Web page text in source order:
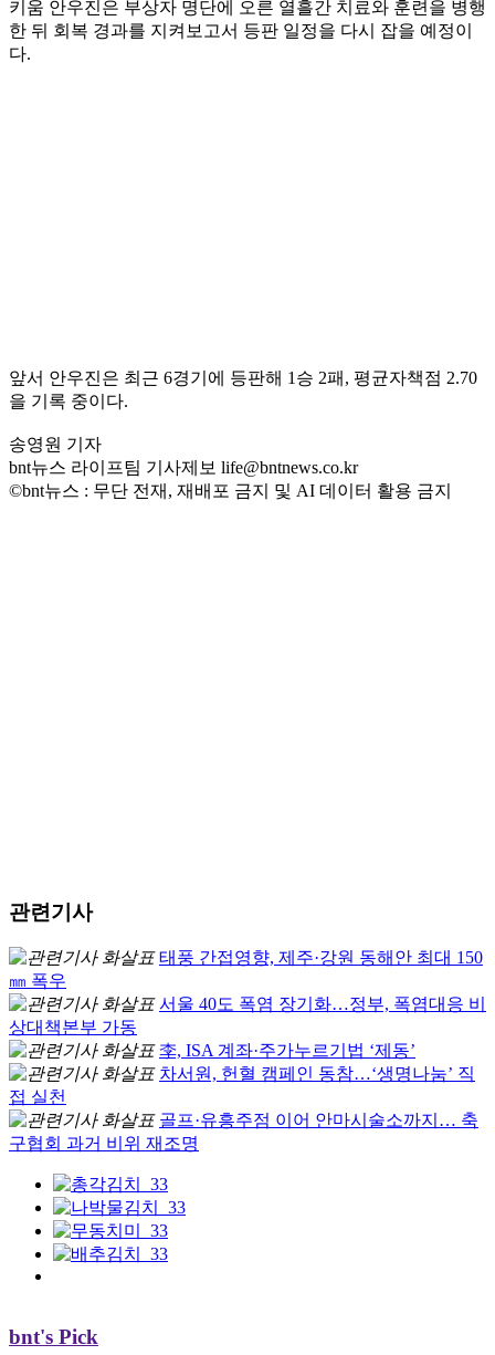
키움 안우진은 부상자 명단에 오른 열흘간 치료와 훈련을 병행
한 뒤 회복 경과를 지켜보고서 등판 일정을 다시 잡을 예정이
다.
앞서 안우진은 최근 6경기에 등판해 1승 2패, 평균자책점 2.70
을 기록 중이다.
송영원 기자
bnt뉴스 라이프팀 기사제보 life@bntnews.co.kr
©bnt뉴스 : 무단 전재, 재배포 금지 및 AI 데이터 활용 금지
관련기사
태풍 간접영향, 제주·강원 동해안 최대 150
㎜ 폭우
서울 40도 폭염 장기화…정부, 폭염대응 비
상대책본부 가동
李, ISA 계좌·주가누르기법 ‘제동’
차서원, 헌혈 캠페인 동참…‘생명나눔’ 직
접 실천
골프·유흥주점 이어 안마시술소까지… 축
구협회 과거 비위 재조명
bnt's Pick